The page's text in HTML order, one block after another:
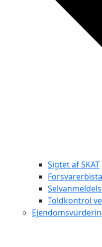
Sigtet af SKAT
Toldkontrol